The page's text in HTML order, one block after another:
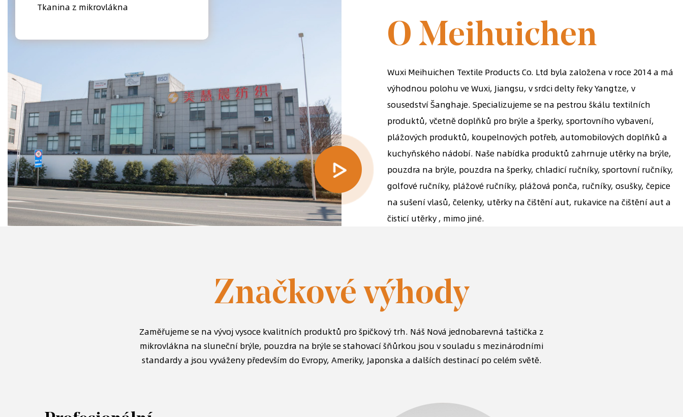
O Meihuichen
Wuxi Meihuichen Textile Products Co. Ltd byla založena v roce 2014 a má
výhodnou polohu ve Wuxi, Jiangsu, v srdci delty řeky Yangtze, v
sousedství Šanghaje. Specializujeme se na pestrou škálu textilních
produktů, včetně doplňků pro brýle a šperky, sportovního vybavení,
plážových produktů, koupelnových potřeb, automobilových doplňků a
kuchyňského nádobí. Naše nabídka produktů zahrnuje utěrky na brýle,
pouzdra na brýle, pouzdra na šperky, chladicí ručníky, sportovní ručníky,
golfové ručníky, plážové ručníky, plážová ponča, ručníky, osušky, čepice
na sušení vlasů, čelenky, utěrky na čištění aut, rukavice na čištění aut a
čisticí utěrky , mimo jiné.
Značkové výhody
Zaměřujeme se na vývoj vysoce kvalitních produktů pro špičkový trh. Náš Nová jednobarevná taštička z
mikrovlákna na sluneční brýle, pouzdra na brýle se stahovací šňůrkou jsou v souladu s mezinárodními
standardy a jsou vyváženy především do Evropy, Ameriky, Japonska a dalších destinací po celém světě.
Tkanina z mikrovlákna